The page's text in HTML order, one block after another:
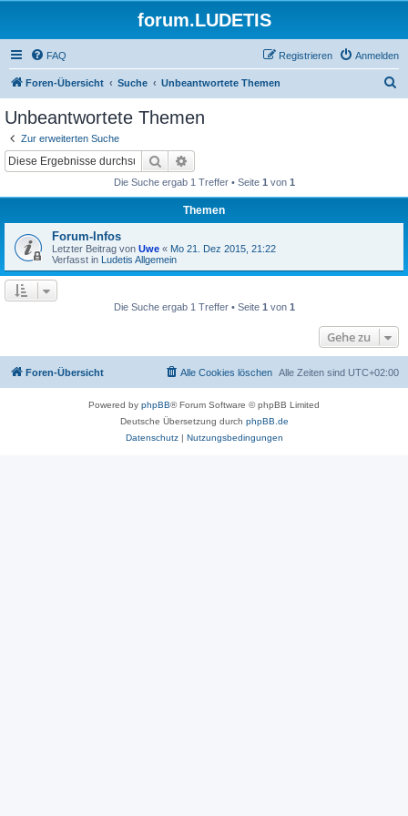
forum.LUDETIS
FAQ Anmelden
Registrieren
Foren-Übersicht Suche Unbeantwortete Themen
Unbeantwortete Themen
Zur erweiterten Suche
Suche
Die Suche ergab 1 Treffer • Seite 1 von 1
Themen
Forum-Infos
Letzter Beitrag von Uwe « Mo 21. Dez 2015, 21:22
Verfasst in Ludetis Allgemein
Die Suche ergab 1 Treffer • Seite 1 von 1
Gehe zu
Foren-Übersicht Alle Zeiten sind UTC+02:00
Alle Cookies löschen
Powered by phpBB® Forum Software © phpBB Limited
Deutsche Übersetzung durch phpBB.de
Datenschutz| Nutzungsbedingungen